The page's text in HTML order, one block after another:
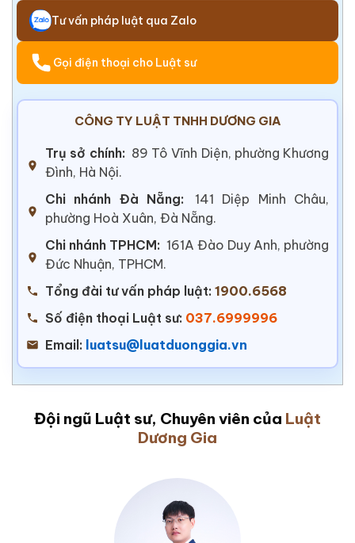
Tư vấn pháp luật qua Zalo
Gọi điện thoại cho Luật sư
CÔNG TY LUẬT TNHH DƯƠNG GIA
Trụ sở chính: 89 Tô Vĩnh Diện, phường Khương
Đình, Hà Nội.
Chi nhánh Đà Nẵng:
141 Diệp Minh Châu,
phường Hoà Xuân, Đà Nẵng.
Chi nhánh TPHCM: 161A Đào Duy Anh, phường
Đức Nhuận, TPHCM.
Tổng đài tư vấn pháp luật: 1900.6568
Số điện thoại Luật sư: 037.6999996
Email: luatsu@luatduonggia.vn
Đội ngũ Luật sư, Chuyên viên của Luật
Dương Gia